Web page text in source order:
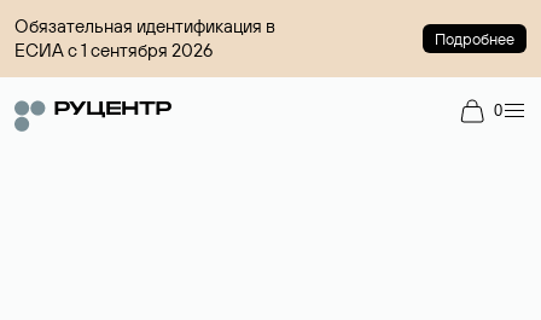
Обязательная идентификация в
ЕСИА с 1 сентября 2026
Подробнее
0